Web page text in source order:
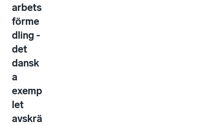
arbets
förme
dling -
det
dansk
a
exemp
let
avskrä